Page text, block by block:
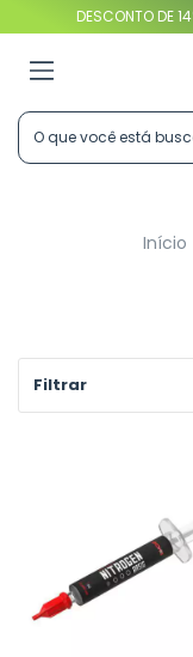
DESCONTO DE
Início
Filtrar